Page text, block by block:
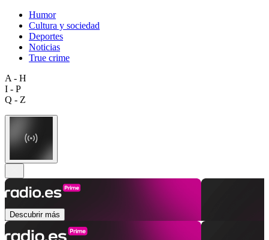
Humor
Cultura y sociedad
Deportes
Noticias
True crime
A - H
I - P
Q - Z
Descubrir más